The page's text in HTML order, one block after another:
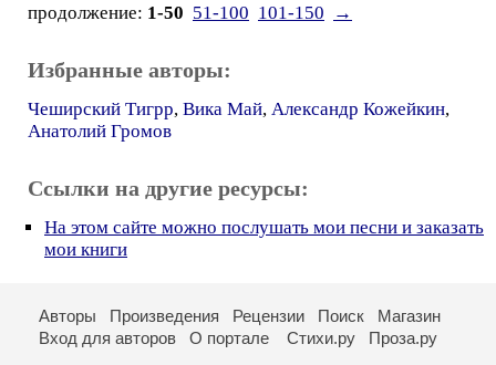
продолжение: 1-50 51-100 101-150 →
Избранные авторы:
Чеширский Тигрр, Вика Май, Александр Кожейкин,
Анатолий Громов
Ссылки на другие ресурсы:
На этом сайте можно послушать мои песни и заказать
мои книги
Авторы Произведения Рецензии Поиск
Магазин
Вход для авторов
О портале Стихи.ру Проза.ру